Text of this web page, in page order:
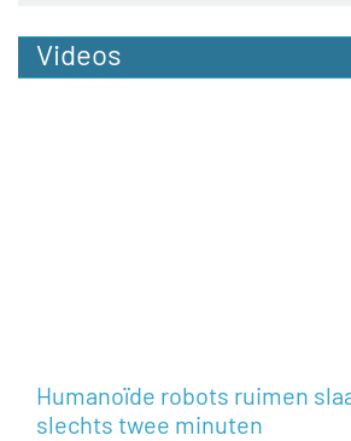
Videos
Humanoïde robots ruimen
slechts twee minuten